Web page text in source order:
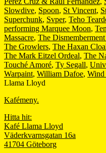
Slowdive, Spoon, St Vincent,
Superchunk, Svper, Teho
performing Marquee Moon,
Massacre, The
The Growlers, The Haxan
The Mark Eitzel Ordeal, The
Touché Amoré, Ty Segall,
Warpaint, William Dafoe, Wind
Llama Lloyd
Kafémeny.
Hitta hit:
Kafé Llama Lloyd
Väderkvarnsgatan 16a
41704 Göteborg